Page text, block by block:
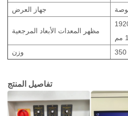
جهاز العرض
مظهر المعدات الأبعاد المرجعية
العرض * الارتفاع = 1920
وزن
تفاصيل المنتج